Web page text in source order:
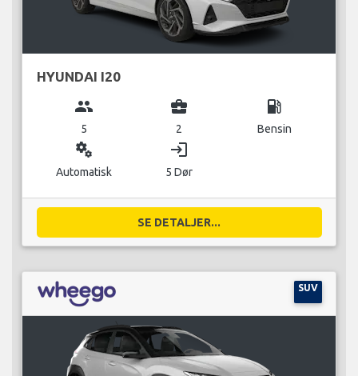
HYUNDAI I20
group
5
business_center
2
local_gas_station
Bensin
miscellaneous_services
Automatisk
login
5 Dør
SE DETALJER...
SUV